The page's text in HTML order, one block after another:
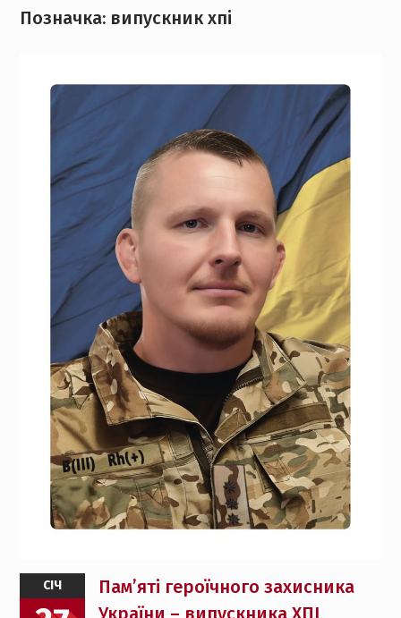
Позначка: випускник хпі
СІЧ
Пам’яті героїчного захисника
України – випускника ХПІ